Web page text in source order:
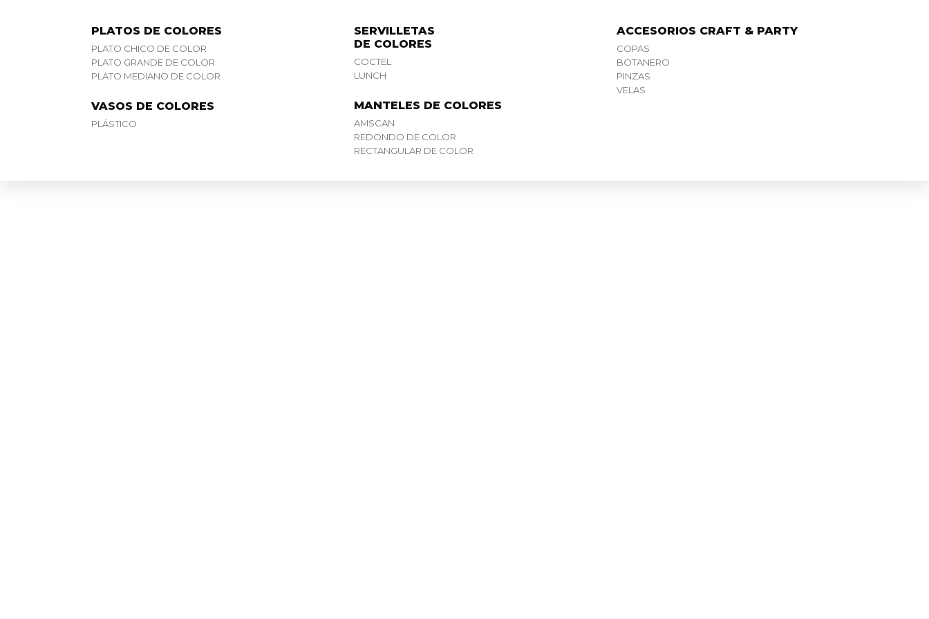
PLATOS DE COLORES
PLATO CHICO DE COLOR
PLATO GRANDE DE COLOR
PLATO MEDIANO DE COLOR
VASOS DE COLORES
PLÁSTICO
SERVILLETAS
DE COLORES
COCTEL
LUNCH
MANTELES DE COLORES
AMSCAN
REDONDO DE COLOR
RECTANGULAR DE COLOR
ACCESORIOS CRAFT & PARTY
COPAS
BOTANERO
PINZAS
VELAS